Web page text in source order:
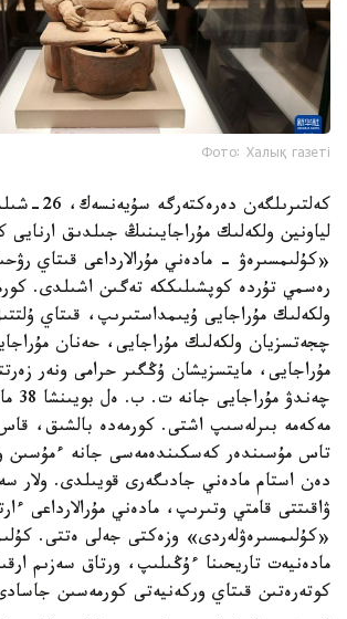
Фото: Халық газеті
كەلتىرىلگەن
لياونين ولكەلىك مۇراجايىنىڭ جىلدىق
«كۇلىمسىرەۋ - مادەني مۇرالارداعى قىتاي
رەسمي تۇردە كوپشىلىككە تەگىن اشىلدى.
ولكەلىك مۇراجايى ۇيىمداستىرىپ، قىتاي
چجەتسزيان ولكەلىك مۇراجايى، حەنان
مۇراجايى، مايتسزيشان ۇڭگىر حرامى ونەر
مەكەمە بىرلەسىپ اشتى. كورمەدە بالشىق،
دەن استام مادەني جادىگەرى قويىلدى. ولار
ۋاقىتتى قامتي وتىرىپ، مادەني مۇرالارداعى
«كۇلىمسىرەۋلەردى» وزەكتى جەلى ەتتى.
مادەنيەت تاريحىنا ءۇڭىلىپ، ورتاق سەزىم
كوتەرەتىن قىتاي وركەنيەتى كورمەسىن